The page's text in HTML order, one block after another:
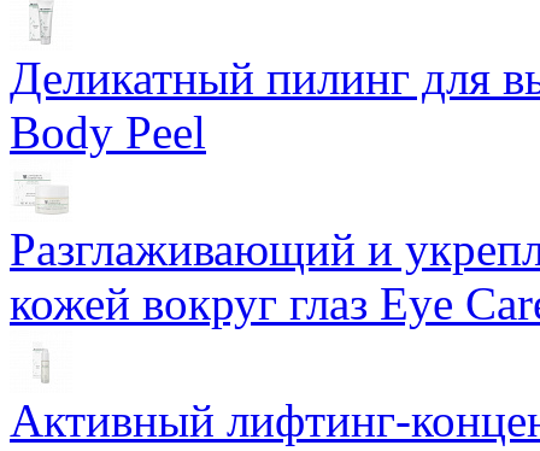
Деликатный пилинг для
Body Peel
Разглаживающий и
кожей вокруг глаз Eye
Активный лифтинг-